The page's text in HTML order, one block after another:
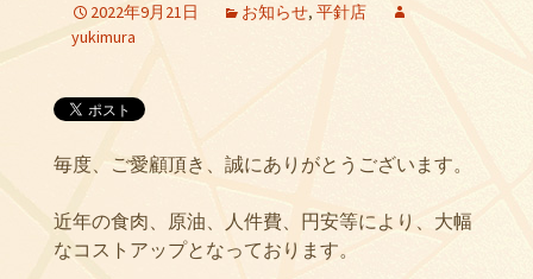
2022年9月21日 お知らせ, 平針店
yukimura
毎度、ご愛顧頂き、誠にありがとうございます。
近年の食肉、原油、人件費、円安等により、大幅
なコストアップとなっております。